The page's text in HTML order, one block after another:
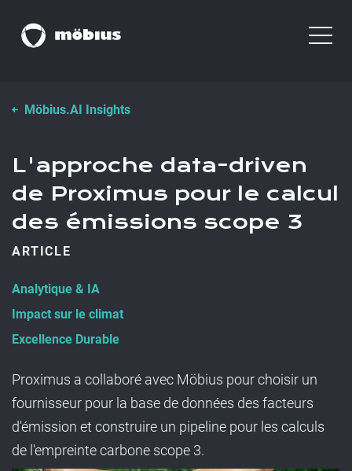
Möbius.AI Insights
L'approche data-driven
de Proximus pour le calcul
des émissions scope 3
ARTICLE
Analytique & IA
Impact sur le climat
Excellence Durable
Proximus a collaboré avec Möbius pour choisir un
fournisseur pour la base de données des facteurs
d'émission et construire un pipeline pour les calculs
de l'empreinte carbone scope 3.